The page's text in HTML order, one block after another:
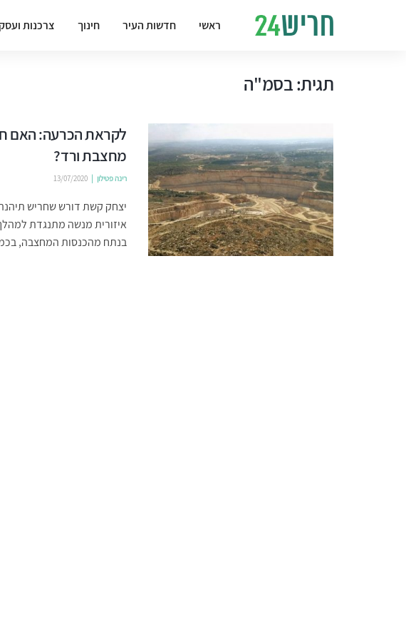
ראשי חדשות העיר חינוך צרכנות
תגית:בסמ"ה
לקראת הכרעה: האם
מחצבת ורד?
רינה פטילון 13/07/2020
יצחק קשת דורש שחריש
איזורית מנשה מתנגדת
בנתח מהכנסות המחצבה,